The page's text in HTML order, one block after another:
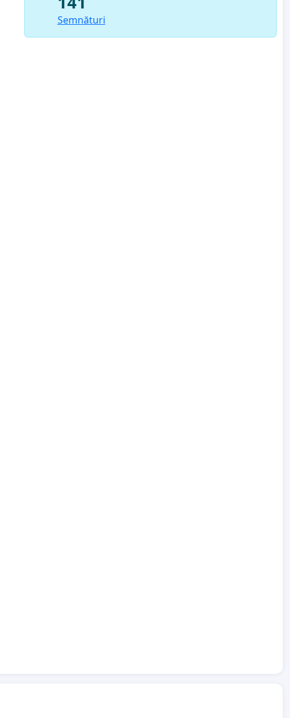
Semnături